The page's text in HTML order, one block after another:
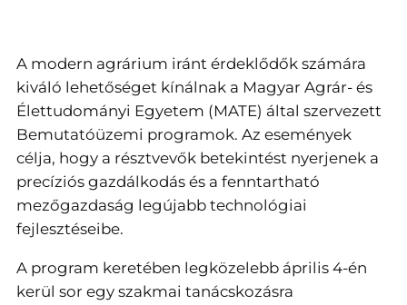
A modern agrárium iránt érdeklődők számára
kiváló lehetőséget kínálnak a Magyar Agrár- és
Élettudományi Egyetem (MATE) által szervezett
Bemutatóüzemi programok. Az események
célja, hogy a résztvevők betekintést nyerjenek a
precíziós gazdálkodás és a fenntartható
mezőgazdaság legújabb technológiai
fejlesztéseibe.
A program keretében legközelebb április 4-én
kerül sor egy szakmai tanácskozásra